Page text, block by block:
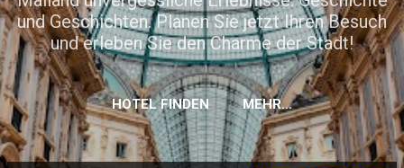
und Geschichten. Planen Sie jetzt Ihren Besuch
und erleben Sie den Charme der Stadt!
HOTEL FINDEN MEHR…